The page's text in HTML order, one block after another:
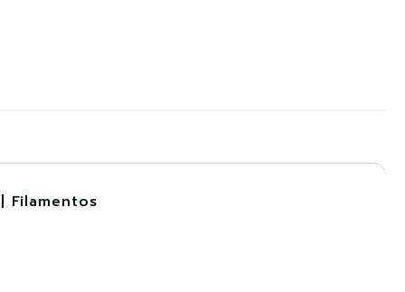
Filamentos